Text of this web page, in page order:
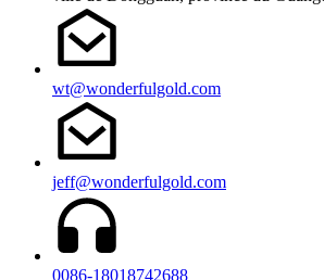
wt@wonderfulgold.com
jeff@wonderfulgold.com
0086-18018742688